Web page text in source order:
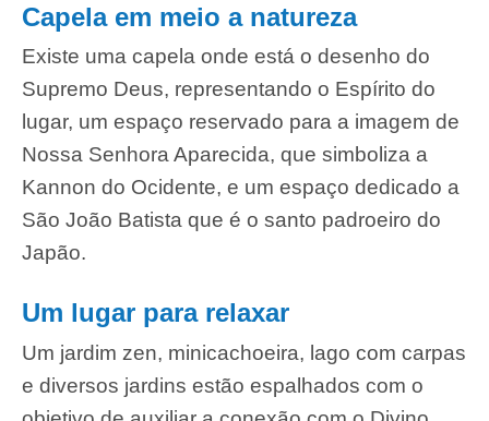
Capela em meio a natureza
Existe uma capela onde está o desenho do
Supremo Deus, representando o Espírito do
lugar, um espaço reservado para a imagem de
Nossa Senhora Aparecida, que simboliza a
Kannon do Ocidente, e um espaço dedicado a
São João Batista que é o santo padroeiro do
Japão.
Um lugar para relaxar
Um jardim zen, minicachoeira, lago com carpas
e diversos jardins estão espalhados com o